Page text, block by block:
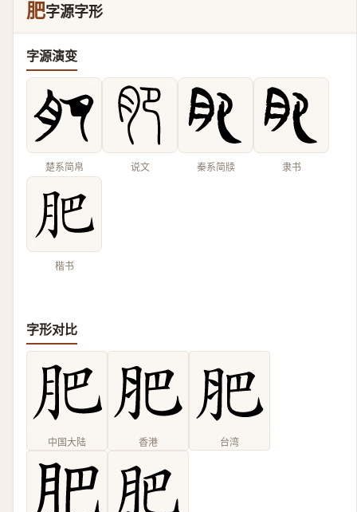
肥字源字形
字源演变
楚系简帛 说文 秦系简牍 隶书
楷书
字形对比
中国大陆 香港 台湾